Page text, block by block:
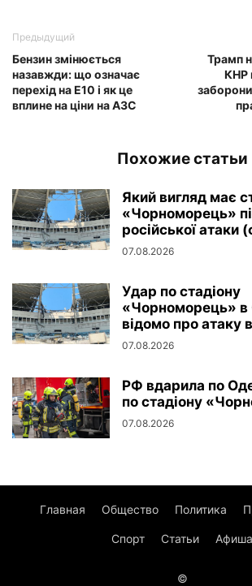
Предыдущий
Бензин змінюється
назавжди: що означає
перехід на Е10 і як це
вплине на ціни на АЗС
Трамп
КНР
Похожие статьи
Який вигляд має
«Чорноморець»
російської атаки
07.08.2026
Удар по стадіону
«Чорноморець» в
відомо про атаку
07.08.2026
РФ вдарила по
по стадіону
07.08.2026
Главная Общество Политика
Спорт Статьи Афиша
©